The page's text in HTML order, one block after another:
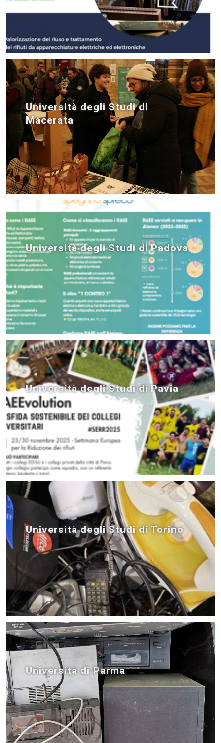
Università degli Studi di
Macerata
Università degli Studi di Padova
Università degli Studi di Pavia
Università degli Studi di Torino
Università di Parma